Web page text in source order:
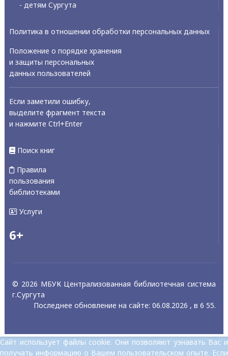
- детям Сургута
Политика в отношении обработки персональных данных
Положение о порядке хранения
и защиты персональных
данных пользователей
Если заметили ошибку,
выделите фрагмент текста
и нажмите Ctrl+Enter
Поиск книг
Правила
пользования
библиотеками
Услуги
6+
© 2026 МБУК Централизованная библиотечная система
г.Сургута
Последнее обновление на сайте: 06.08.2026 , в 6 55.
Сайт использует файлы cookie. Они позволяют узнавать Вас и
получать информацию о Вашем пользовательском опыте. Если